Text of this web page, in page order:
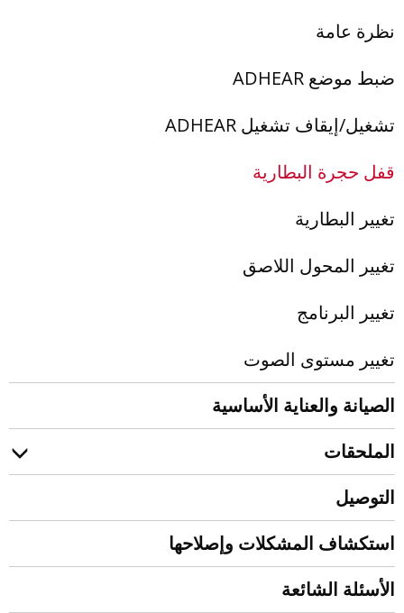
نظرة عامة
ضبط موضع ADHEAR
تشغيل/إيقاف تشغيل ADHEAR
قفل حجرة البطارية
تغيير البطارية
تغيير المحول اللاصق
تغییر البرنامج
تغيير مستوى الصوت
الصيانة والعناية الأساسية
الملحقات
التوصيل
استكشاف المشكلات وإصلاحها
الأسئلة الشائعة